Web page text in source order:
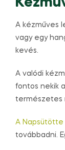
A kézműves
vagy egy
kevés.
A valódi
fontos nekik
természetes
A Napsütötte
továbbadni.